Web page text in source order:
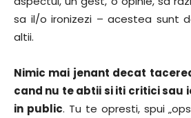
sa il/o ironizezi – acestea sunt
altii.
Nimic mai jenant decat
cand nu te abtii si iti critici sau
in public. Tu te opresti, spui